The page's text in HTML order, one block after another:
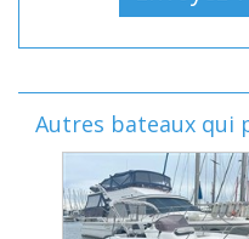
Autres bateaux qui